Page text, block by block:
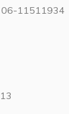
06-11511934